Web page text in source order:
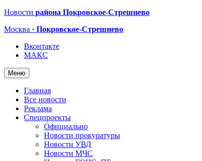
Новости района Покровское-Стрешнево
Москва · Покровское-Стрешнево
Вконтакте
МАКС
Меню
Главная
Все новости
Реклама
Спецпроекты
Официально
Новости прокуратуры
Новости УВД
Новости МЧС